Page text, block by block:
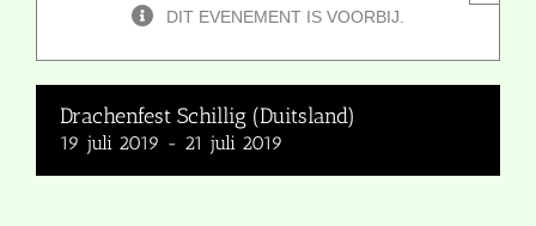
DIT EVENEMENT IS VOORBIJ.
Drachenfest Schillig (Duitsland)
19 juli 2019 - 21 juli 2019